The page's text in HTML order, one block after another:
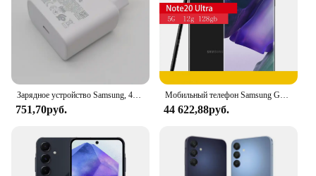
Зарядное устройство Samsung, 45 Вт, адаптер для быстрой зарядки, 1,8 м, Тип C, для Galaxy S24, S23, S22, S21, S20, Note 20, Ultra 10 Z, складной, 6, 5, 4, 3, 2
751,70руб.
Мобильный телефон Samsung Galaxy Note20 Ultra 5G N986u N986U1 note20u 128/512 ГБ ROM 12 Гб RAM, одна SIM-карта
44 622,88руб.